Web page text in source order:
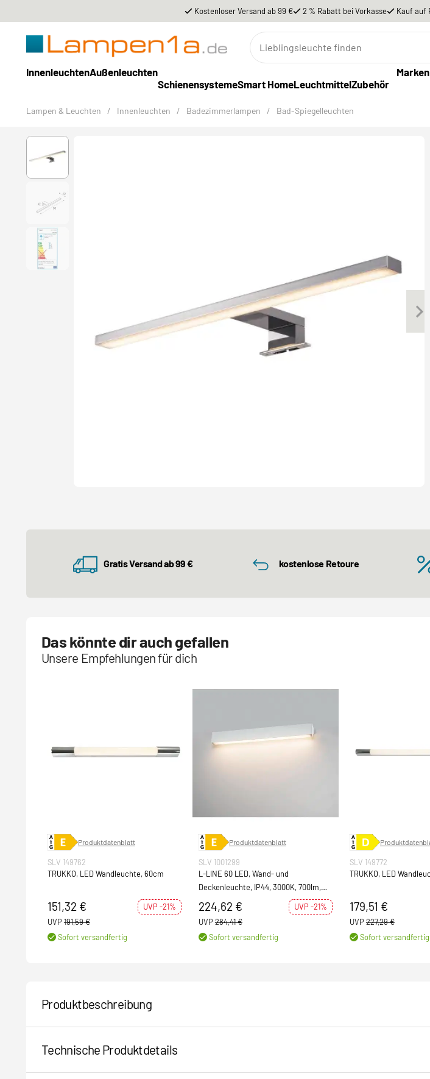
Kostenloser Versand ab 99 € 2 % Rabatt bei Vorkasse Kauf auf
InnenleuchtenAußenleuchten
SchienensystemeSmart HomeLeuchtmittelZubehör
Marken
Lampen & Leuchten / Innenleuchten / Badezimmerlampen / Bad-Spiegelleuchten
Gratis Versand ab 99 € kostenlose Retoure
Das könnte dir auch gefallen
Unsere Empfehlungen für dich
Produktdatenblatt
SLV 149762
TRUKKO, LED Wandleuchte, 60cm
151,32 €
UVP -21%
UVP 191,59 €
Sofort versandfertig
Produktdatenblatt
SLV 1001299
L-LINE 60 LED, Wand- und
Deckenleuchte, IP44, 3000K, 700lm,
weiss
224,62 €
UVP -21%
UVP 284,41 €
Sofort versandfertig
SLV 149772
TRUKKO, LED
179,51 €
UVP 227,29 €
Sofort versandfertig
Produktbeschreibung
Technische Produktdetails